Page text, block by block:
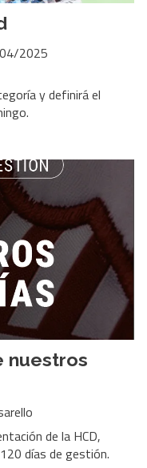
2025
y definirá el
nuestros
de la HCD,
días de gestión.